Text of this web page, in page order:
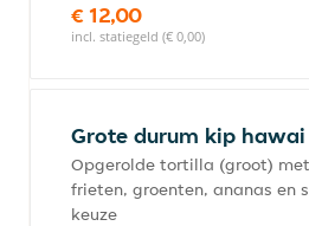
€ 12,00
incl. statiegeld (€ 0,00)
Grote durum kip
Opgerolde tortilla (groot)
frieten, groenten, ananas en
keuze